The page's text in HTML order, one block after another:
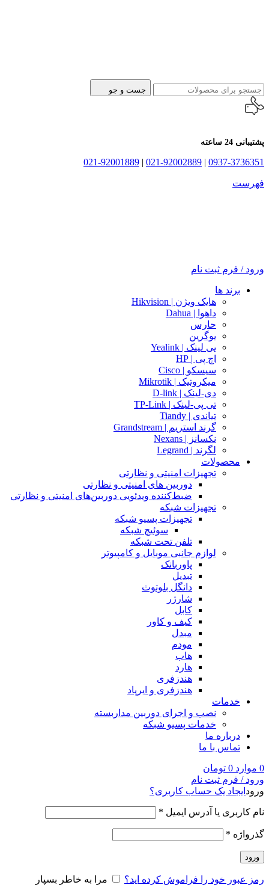
جست و جو
پشتیبانی 24 ساعته
0937-3736351
|
021-92002889
|
021-92001889
فهرست
ورود / فرم ثبت نام
برند ها
هایک ویژن | Hikvision
داهوا | Dahua
حارس
یوگرین
یی لینک | Yealink
اچ پی | HP
سیسکو | Cisco
میکروتیک | Mikrotik
دی-لینک | D-link
تی پی-لینک | TP-Link
تیاندی | Tiandy
گرند استریم | Grandstream
نکسانز | Nexans
لگرند | Legrand
محصولات
تجهیزات امنیتی و نظارتی
دوربین های امنیتی و نظارتی
ضبط‌کننده ویدئویی دوربین‌های امنیتی و نظارتی
تجهیزات شبکه
تجهیزات پسیو شبکه
سوئیچ‌ شبکه
تلفن تحت شبکه
لوازم جانبی موبایل و کامپیوتر
پاوربانک
تبدیل
دانگل بلوتوث
شارژر
کابل
کیف و کاور
مبدل
مودم
هاب
هارد
هندزفری
هندزفری و ایرپاد
خدمات
نصب و اجرای دوربین مداربسته
خدمات پسیو شبکه
درباره ما
تماس با ما
0 موارد 0 تومان
ورود / فرم ثبت نام
ورود ایجاد یک حساب کاربری؟
نام کاربری یا آدرس ایمیل *
گذرواژه *
ورود
رمز عبور خود را فراموش کرده اید؟ مرا به خاطر بسپار